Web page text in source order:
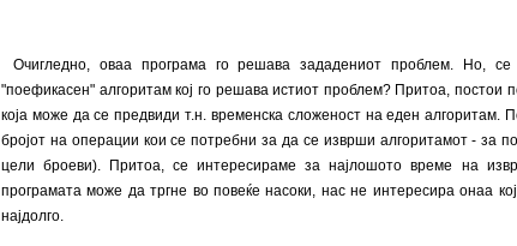
Очигледно, оваа програма го решава зададениот проблем. Но,
"поефикасен" алгоритам кој го решава истиот проблем? Притоа, постои
која може да се предвиди т.н. временска сложеност на еден алгоритам.
бројот на операции кои се потребни за да се изврши алгоритамот - за
цели броеви). Притоа, се интересираме за најлошото време на
програмата може да тргне во повеќе насоки, нас не интересира онаа
најдолго.